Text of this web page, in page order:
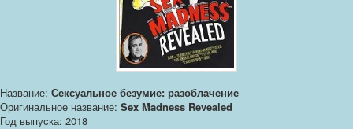
Название: Сексуальное безумие: разоблачение
Оригинальное название: Sex Madness Revealed
Год выпуска: 2018